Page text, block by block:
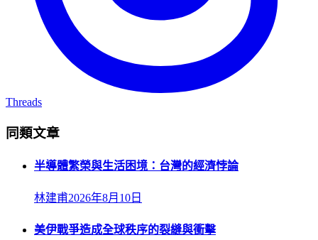
Threads
同類文章
半導體繁榮與生活困境：台灣的經濟悖論
林建甫2026年8月10日
美伊戰爭造成全球秩序的裂縫與衝擊